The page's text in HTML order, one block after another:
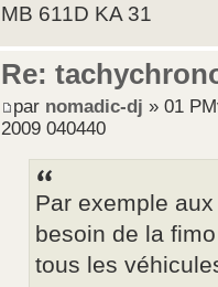
MB 611D KA 31
Re:
par nomadic-dj » 01
2009 040440
Par exemple
besoin de la
tous les